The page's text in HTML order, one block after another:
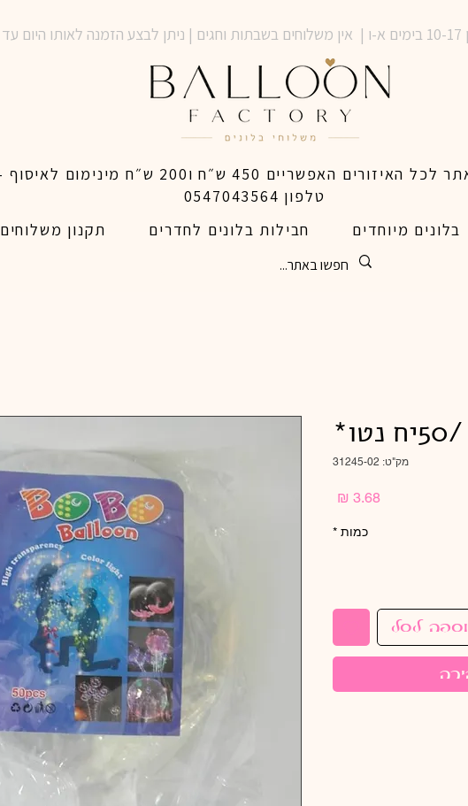
טלפון 0547043564
בלונים מיוחדים חבילות בלונים לחדרים תקנון משלוחים
מק"ט: 31245-02
כמות *
לסל